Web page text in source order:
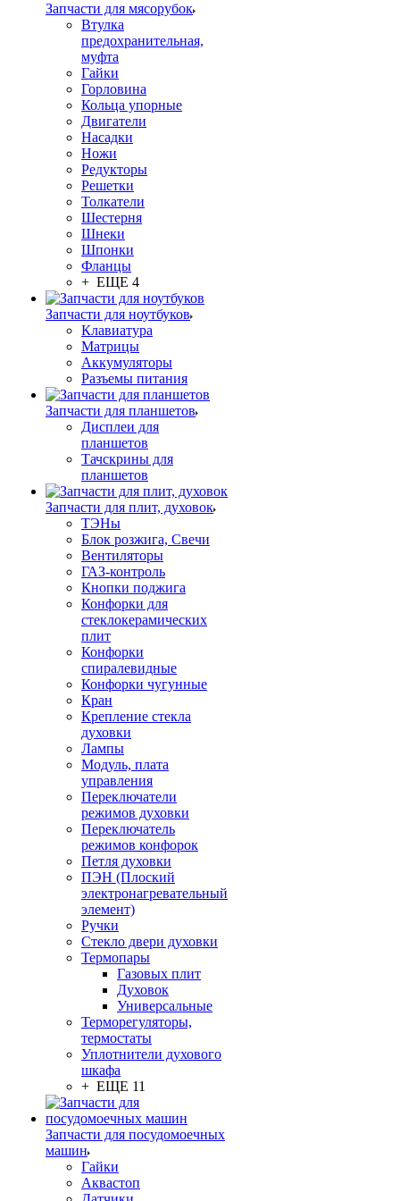
Запчасти для мясорубок
Втулка
предохранительная,
муфта
Гайки
Горловина
Кольца упорные
Двигатели
Насадки
Ножи
Редукторы
Решетки
Толкатели
Шестерня
Шнеки
Шпонки
Фланцы
+ ЕЩЕ 4
Запчасти для ноутбуков
Клавиатура
Матрицы
Аккумуляторы
Разъемы питания
Запчасти для планшетов
Дисплеи для
планшетов
Тачскрины для
планшетов
Запчасти для плит, духовок
ТЭНы
Блок розжига, Свечи
Вентиляторы
ГАЗ-контроль
Кнопки поджига
Конфорки для
стеклокерамических
плит
Конфорки
спиралевидные
Конфорки чугунные
Кран
Крепление стекла
духовки
Лампы
Модуль, плата
управления
Переключатели
режимов духовки
Переключатель
режимов конфорок
Петля духовки
ПЭН (Плоский
электронагревательный
элемент)
Ручки
Стекло двери духовки
Термопары
Газовых плит
Духовок
Универсальные
Терморегуляторы,
термостаты
Уплотнители духового
шкафа
+ ЕЩЕ 11
Запчасти для посудомоечных
машин
Гайки
Аквастоп